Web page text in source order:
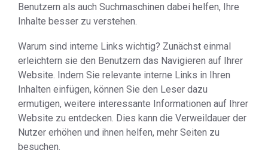
Benutzern als auch Suchmaschinen dabei helfen, Ihre
Inhalte besser zu verstehen.
Warum sind interne Links wichtig? Zunächst einmal
erleichtern sie den Benutzern das Navigieren auf Ihrer
Website. Indem Sie relevante interne Links in Ihren
Inhalten einfügen, können Sie den Leser dazu
ermutigen, weitere interessante Informationen auf Ihrer
Website zu entdecken. Dies kann die Verweildauer der
Nutzer erhöhen und ihnen helfen, mehr Seiten zu
besuchen.